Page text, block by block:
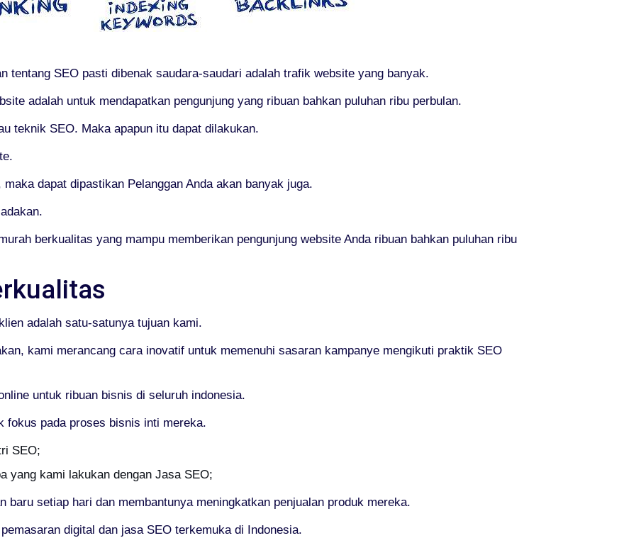
tentang SEO pasti dibenak saudara-saudari adalah trafik website yang banyak.
adalah untuk mendapatkan pengunjung yang ribuan bahkan puluhan ribu perbulan.
teknik SEO. Maka apapun itu dapat dilakukan.
dapat dipastikan Pelanggan Anda akan banyak juga.
berkualitas yang mampu memberikan pengunjung website Anda ribuan bahkan puluhan ribu
adalah satu-satunya tujuan kami.
kami merancang cara inovatif untuk memenuhi sasaran kampanye mengikuti praktik SEO
untuk ribuan bisnis di seluruh indonesia.
fokus pada proses bisnis inti mereka.
SEO;
yang kami lakukan dengan Jasa SEO;
baru setiap hari dan membantunya meningkatkan penjualan produk mereka.
digital dan jasa SEO terkemuka di Indonesia.